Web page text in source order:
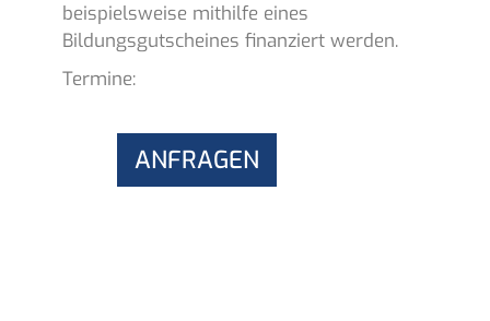
beispielsweise mithilfe eines
Bildungsgutscheines finanziert werden.
Termine:
ANFRAGEN